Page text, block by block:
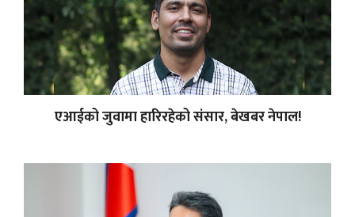
एआईको जुवामा हारिरहेको संसार, बेखबर नेपाल!